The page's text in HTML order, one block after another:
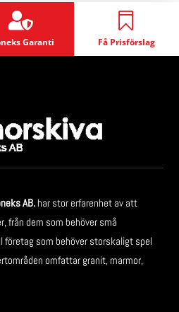

Garanti

Få Prisförslag
AB.har stor erfarenhet av att
från dem som behöver små
som behöver storskaligt spel
omfattar granit, marmor,